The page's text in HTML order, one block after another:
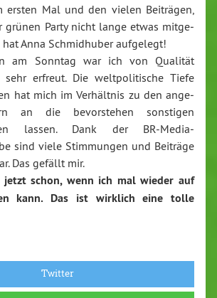
ersten Mal und den vielen Beiträgen,
grünen Party nicht lange etwas mit­ge­
Anna Schmid­hu­ber aufgelegt!
am Sonntag war ich von Qualität
sehr erfreut. Die welt­po­li­ti­sche Tiefe
hat mich im Ver­hält­nis zu den an­ge­
an die be­vor­ste­hen sonstigen
lassen. Dank der BR-Me­dia­
sind viele Stim­mun­gen und Beiträge
Das gefällt mir.
jetzt schon, wenn ich mal wieder auf
kann. Das ist wirklich eine tolle
Twitter